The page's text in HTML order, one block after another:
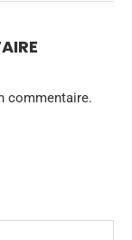
commentaire.